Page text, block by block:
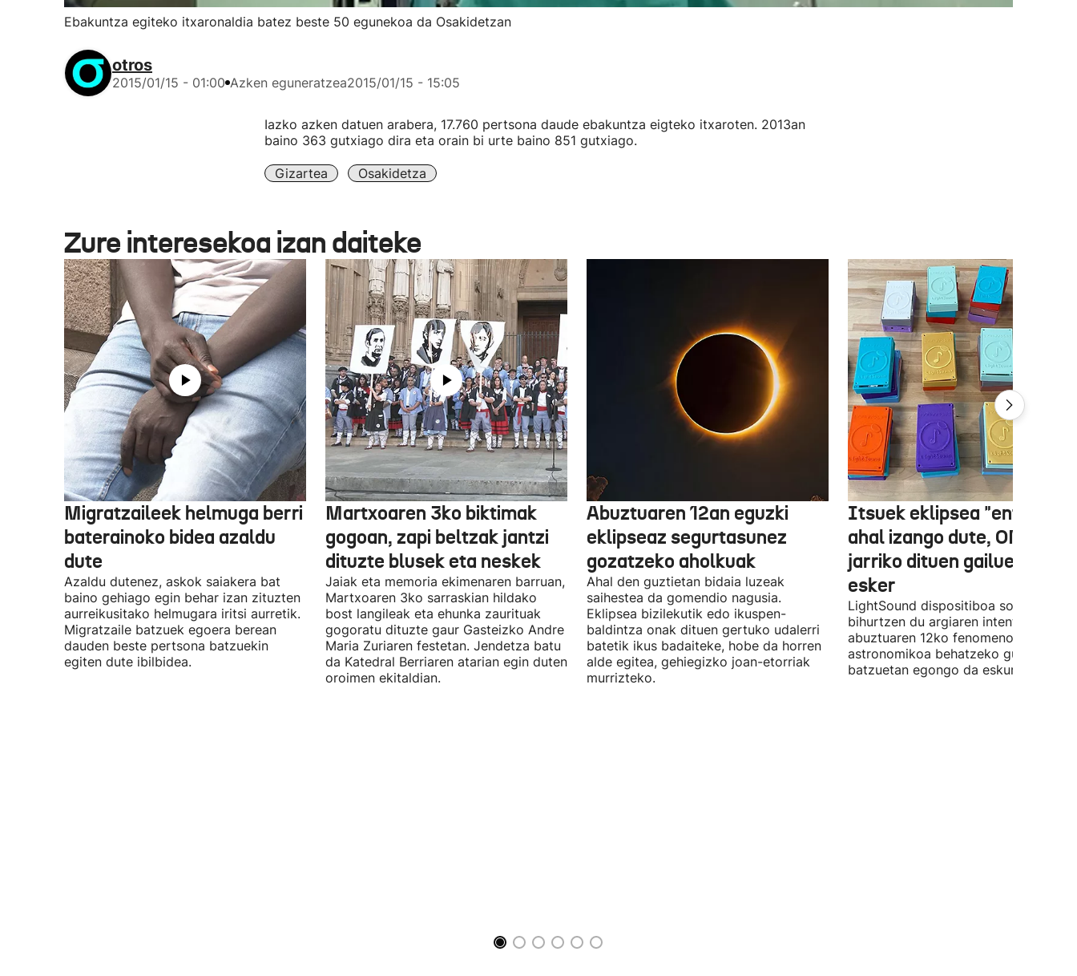
Ebakuntza egiteko itxaronaldia batez beste 50 egunekoa da Osakidetzan
otros
2015/01/15 - 01:00 Azken eguneratzea2015/01/15 - 15:05
Iazko azken datuen arabera, 17.760 pertsona daude ebakuntza eigteko itxaroten. 2013an
baino 363 gutxiago dira eta orain bi urte baino 851 gutxiago.
Gizartea Osakidetza
Zure interesekoa izan daiteke
Migratzaileek helmuga berri
baterainoko bidea azaldu
dute
Azaldu dutenez, askok saiakera bat
baino gehiago egin behar izan zituzten
aurreikusitako helmugara iritsi aurretik.
Migratzaile batzuek egoera berean
dauden beste pertsona batzuekin
egiten dute ibilbidea.
Martxoaren 3ko biktimak
gogoan, zapi beltzak jantzi
dituzte blusek eta neskek
Jaiak eta memoria ekimenaren barruan,
Martxoaren 3ko sarraskian hildako
bost langileak eta ehunka zaurituak
gogoratu dituzte gaur Gasteizko Andre
Maria Zuriaren festetan. Jendetza batu
da Katedral Berriaren atarian egin duten
oroimen ekitaldian.
Abuztuaren 12an eguzki
eklipseaz segurtasunez
gozatzeko aholkuak
Ahal den guztietan bidaia luzeak
saihestea da gomendio nagusia.
Eklipsea bizilekutik edo ikuspen-
baldintza onak dituen gertuko udalerri
batetik ikus badaiteke, hobe da horren
alde egitea, gehiegizko joan-etorriak
murrizteko.
Itsuek eklipsea "entzun"
ahal izango dute, ONCEk
jarriko dituen gailue
esker
LightSound dispositiboa soinu
bihurtzen du argiaren intentsitatea,
abuztuaren 12ko fenomeno
astronomikoa behatzeko gune
batzuetan egongo da eskuragarri.